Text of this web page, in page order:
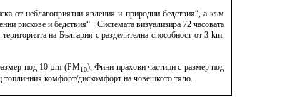
от неблагоприятни явления и природни бедствия“, а към
рискове и бедствия“ . Системата визуализира 72 часовата
на България с разделителна способност от 3 km,
под 10 µm (PM10), Фини прахови частици с размер под
топлинния комфорт/дискомфорт на човешкото тяло.